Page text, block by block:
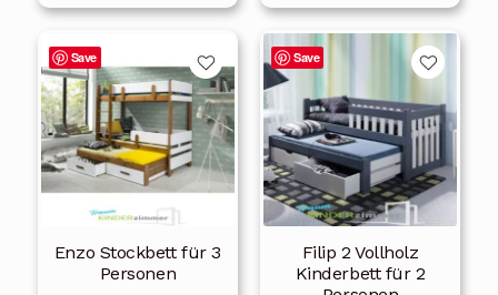
079,00 €
079,00 €
Save
Enzo Stockbett für 3
Personen
Dieses
Produkt
weist
mehrere
Varianten
auf.
Optionen
können
Save
Filip 2 Vollholz
Kinderbett für 2
Dieses
Produkt
weist
mehrere
Varianten
auf.
Die
Optionen
können